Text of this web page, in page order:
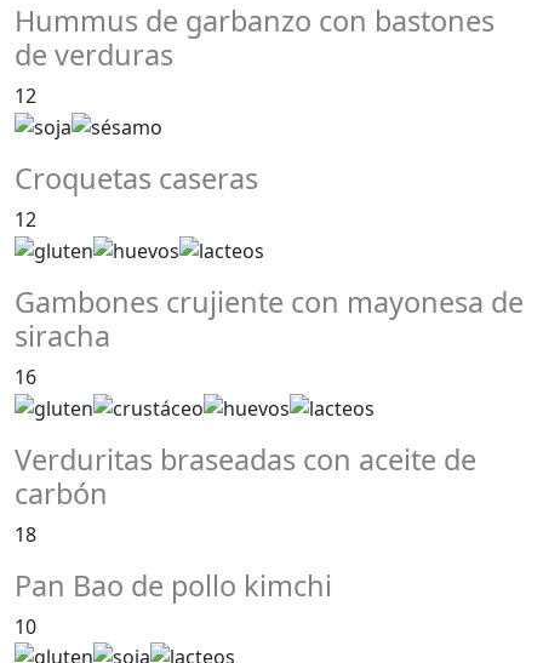
Hummus de garbanzo con bastones
de verduras
12
Croquetas caseras
12
Gambones crujiente con mayonesa de
siracha
16
Verduritas braseadas con aceite de
carbón
18
Pan Bao de pollo kimchi
10